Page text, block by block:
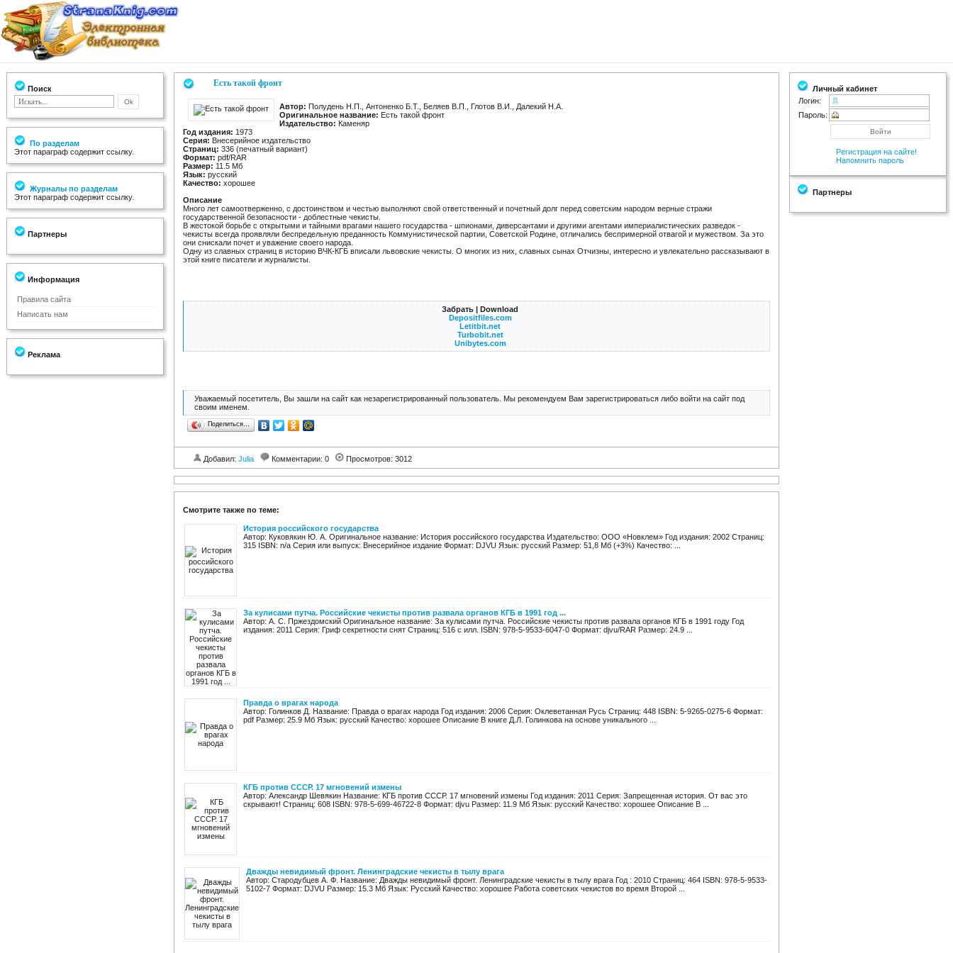
Поиск
По разделам
Этот параграф содержит ссылку.
Журналы по разделам
Этот параграф содержит ссылку.
Партнеры
Информация
Правила сайта
Написать нам
Реклама
Есть такой фронт
Автор: Полудень Н.П., Антоненко Б.Т., Беляев В.П., Глотов В.И., Далекий Н.А.
Оригинальное название: Есть такой фронт
Издательство: Каменяр
Год издания: 1973
Серия: Внесерийное издательство
Страниц: 336 (печатный вариант)
Формат: pdf/RAR
Размер: 11.5 Мб
Язык: русский
Качество: хорошее
Описание
Много лет самоотверженно, с достоинством и честью выполняют свой ответственный и почетный долг перед советским народом верные стражи
государственной безопасности - доблестные чекисты.
В жестокой борьбе с открытыми и тайными врагами нашего государства - шпионами, диверсантами и другими агентами империалистических разведок -
чекисты всегда проявляли беспредельную преданность Коммунистической партии, Советской Родине, отличались беспримерной отвагой и мужеством. За это
они снискали почет и уважение своего народа.
Одну из славных страниц в историю ВЧК-КГБ вписали львовские чекисты. О многих из них, славных сынах Отчизны, интересно и увлекательно рассказывают в
этой книге писатели и журналисты.
Забрать | Download
Depositfiles.com
Letitbit.net
Turbobit.net
Unibytes.com
Уважаемый посетитель, Вы зашли на сайт как незарегистрированный пользователь. Мы рекомендуем Вам зарегистрироваться либо войти на сайт под
своим именем.
Поделиться…
Добавил: Julia Комментарии: 0 Просмотров: 3012
Смотрите также по теме:
История российского государства
Автор: Куковякин Ю. А. Оригинальное название: История российского государства Издательство: ООО «Новклем» Год издания: 2002 Страниц:
315 ISBN: n/a Серия или выпуск: Внесерийное издание Формат: DJVU Язык: русский Размер: 51,8 Мб (+3%) Качество: ...
За кулисами путча. Российские чекисты против развала органов КГБ в 1991 год ...
Автор: А. С. Пржездомский Оригинальное название: За кулисами путча. Российские чекисты против развала органов КГБ в 1991 году Год
издания: 2011 Серия: Гриф секретности снят Страниц: 516 c илл. ISBN: 978-5-9533-6047-0 Формат: djvu/RAR Размер: 24.9 ...
Правда о врагах народа
Автор: Голинков Д. Название: Правда о врагах народа Год издания: 2006 Серия: Оклеветанная Русь Страниц: 448 ISBN: 5-9265-0275-6 Формат:
pdf Размер: 25.9 Мб Язык: русский Качество: хорошее Описание В книге Д.Л. Голинкова на основе уникального ...
КГБ против СССР. 17 мгновений измены
Автор: Александр Шевякин Название: КГБ против СССР. 17 мгновений измены Год издания: 2011 Серия: Запрещенная история. От вас это
скрывают! Страниц: 608 ISBN: 978-5-699-46722-8 Формат: djvu Размер: 11.9 Мб Язык: русский Качество: хорошее Описание В ...
Дважды невидимый фронт. Ленинградские чекисты в тылу врага
Автор: Стародубцев А. Ф. Название: Дважды невидимый фронт. Ленинградские чекисты в тылу врага Год : 2010 Страниц: 464 ISBN: 978-5-9533-
5102-7 Формат: DJVU Размер: 15.3 Мб Язык: Русский Качество: хорошее Работа советских чекистов во время Второй ...
Личный кабинет
Логин:
Пароль:
Регистрация на сайте!
Напомнить пароль
Партнеры